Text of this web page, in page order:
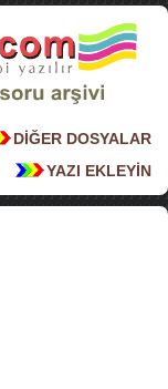
DİĞER DOSYALAR
YAZI EKLEYİN